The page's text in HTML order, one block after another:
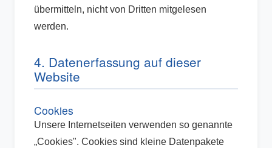
übermitteln, nicht von Dritten mitgelesen
werden.
4. Datenerfassung auf dieser
Website
Cookies
Unsere Internetseiten verwenden so genannte
„Cookies". Cookies sind kleine Datenpakete